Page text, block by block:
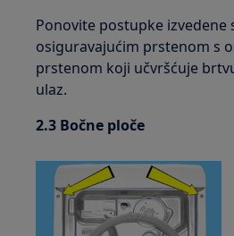
Ponovite postupke izvedene
osiguravajućim prstenom s
prstenom koji učvršćuje
ulaz.
2.3 Bočne ploče